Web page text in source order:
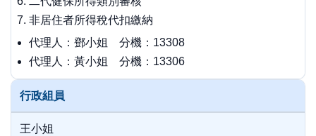
非居住者所得稅代扣繳納
代理人：鄧小姐 分機：13308
代理人：黃小姐 分機：13306
行政組員
王小姐